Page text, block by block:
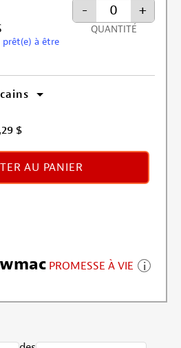
prêt(e) à être
- +
QUANTITÉ
$
AU PANIER
PROMESSE À VIE